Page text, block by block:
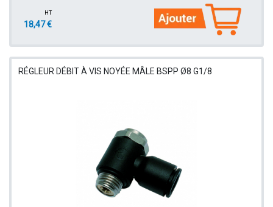
HT
18,47 €
RÉGLEUR DÉBIT À VIS NOYÉE MÂLE BSPP Ø8 G1/8